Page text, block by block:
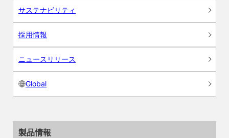
サステナビリティ
採用情報
ニュースリリース
Global
製品情報